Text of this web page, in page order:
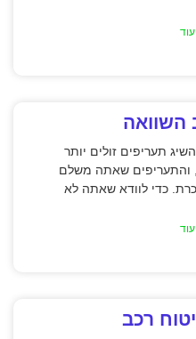
השוואה
תעריפים זולים יותר
והתעריפים שאתה משלם
כדי לוודא שאתה לא
רכב